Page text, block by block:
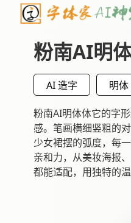
粉南AI明
AI 造字 明体
粉南AI明体体它的字
感。笔画横细竖粗的
少女裙摆的弧度，每
亲和力，从美妆海报
都能适配，用独特的